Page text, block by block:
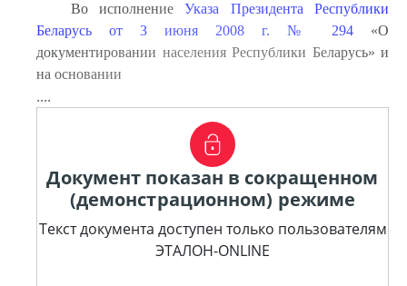
Во исполнениеУказа Президента Республики
Беларусь от 3 июня 2008 г. № 294 «О
документировании населения Республики Беларусь» и
на основании
....
Документ показан в сокращенном
(демонстрационном) режиме
Текст документа доступен только пользователям
ЭТАЛОН-ONLINE